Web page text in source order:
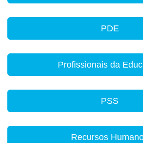
PDE
Profissionais da
PSS
Recursos